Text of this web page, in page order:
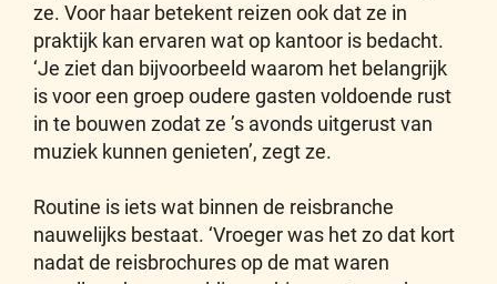
ze. Voor haar betekent reizen ook dat ze in
praktijk kan ervaren wat op kantoor is bedacht.
‘Je ziet dan bijvoorbeeld waarom het belangrijk
is voor een groep oudere gasten voldoende rust
in te bouwen zodat ze ’s avonds uitgerust van
muziek kunnen genieten’, zegt ze.
Routine is iets wat binnen de reisbranche
nauwelijks bestaat. ‘Vroeger was het zo dat kort
nadat de reisbrochures op de mat waren